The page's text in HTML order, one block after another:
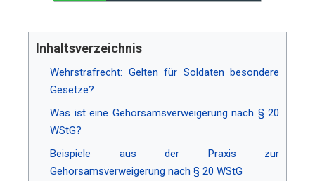
Inhaltsverzeichnis
Wehrstrafrecht: Gelten für Soldaten besondere
Gesetze?
Was ist eine Gehorsamsverweigerung nach § 20
WStG?
Beispiele aus der Praxis zur
Gehorsamsverweigerung nach § 20 WStG